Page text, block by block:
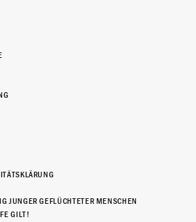
JUNGER GEFLÜCHTETER MENSCHEN
GILT!